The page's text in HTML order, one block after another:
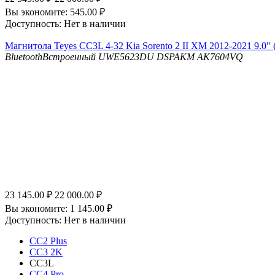
Вы экономите: 545.00 ₽
Доступность: Нет в наличии
Магнитола Teyes CC3L 4-32 Kia Sorento 2 II XM 2012-2021 9.0"
BluetoothВстроенный UWE5623DU DSPAKM AK7604VQ
23 145.00 ₽ 22 000.00 ₽
Вы экономите: 1 145.00 ₽
Доступность: Нет в наличии
CC2 Plus
CC3 2K
CC3L